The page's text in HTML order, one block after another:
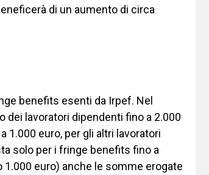
di un aumento di circa
benefits esenti da Irpef. Nel
lavoratori dipendenti fino a 2.000
1.000 euro, per gli altri lavoratori
solo per i fringe benefits fino a
euro) anche le somme erogate